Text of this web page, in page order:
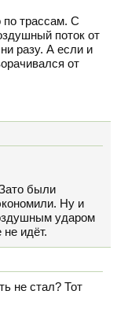
по трассам. С
поток от
разу. А если и
от
были
Ну и
ударом
идёт.
не стал? Тот